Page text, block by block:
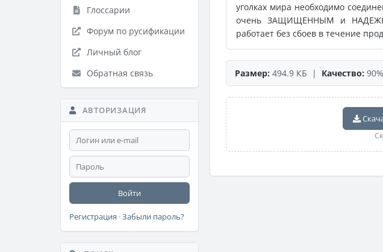
Глоссарии
Форум по русификации
Личный блог
Обратная связь
АВТОРИЗАЦИЯ
Войти
Регистрация ·Забыли пароль?
уголках мира необходимо
очень ЗАЩИЩЕННЫМ и
работает без сбоев в течение
Размер: 494.9 КБ | Качество: